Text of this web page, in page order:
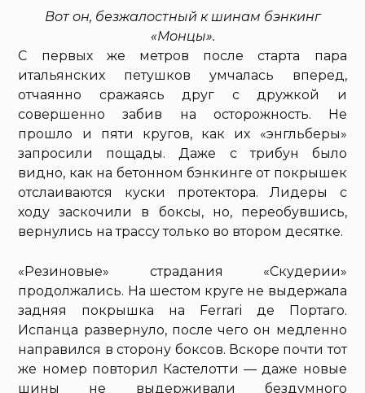
Вот он, безжалостный к шинам бэнкинг
«Монцы».
С первых же метров после старта пара
итальянских петушков умчалась вперед,
отчаянно сражаясь друг с дружкой и
совершенно забив на осторожность. Не
прошло и пяти кругов, как их «энгльберы»
запросили пощады. Даже с трибун было
видно, как на бетонном бэнкинге от покрышек
отслаиваются куски протектора. Лидеры с
ходу заскочили в боксы, но, переобувшись,
вернулись на трассу только во втором десятке.
«Резиновые» страдания «Скудерии»
продолжались. На шестом круге не выдержала
задняя покрышка на Ferrari де Портаго.
Испанца развернуло, после чего он медленно
направился в сторону боксов. Вскоре почти тот
же номер повторил Кастелотти — даже новые
шины не выдерживали бездумного